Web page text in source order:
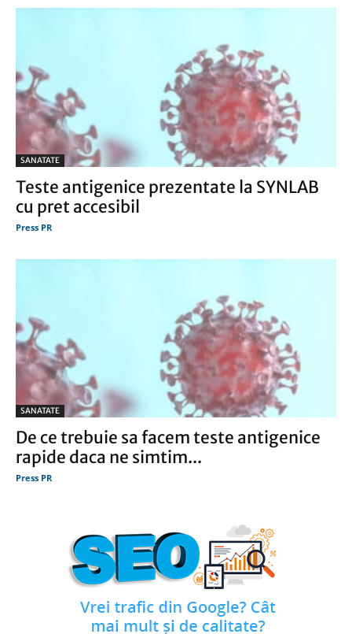
SANATATE
Teste antigenice prezentate la SYNLAB
cu pret accesibil
Press PR
SANATATE
De ce trebuie sa facem teste antigenice
rapide daca ne simtim...
Press PR